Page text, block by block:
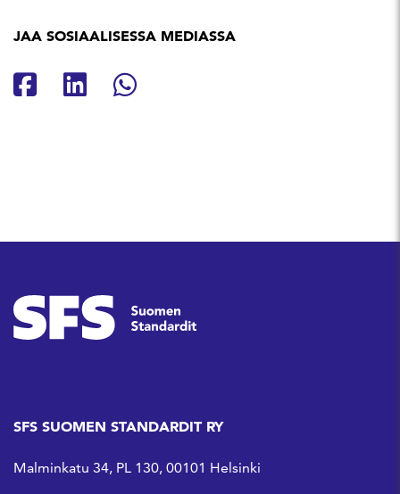
JAA SOSIAALISESSA MEDIASSA
Jaa Facebookissa
Jaa Linkedinissä
Jaa Whatsappissa
SFS SUOMEN STANDARDIT RY
Malminkatu 34, PL 130, 00101 Helsinki